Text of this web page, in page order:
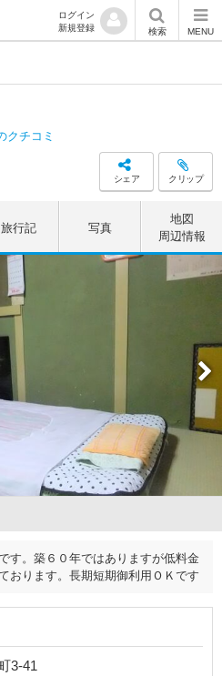
ログイン
新規登録
検索 MENU
クチコミ
シェア クリップ
旅行記 写真
地図
周辺情報
す。築６０年ではありますが低料金
おります。長期短期御利用ＯＫです
3-41